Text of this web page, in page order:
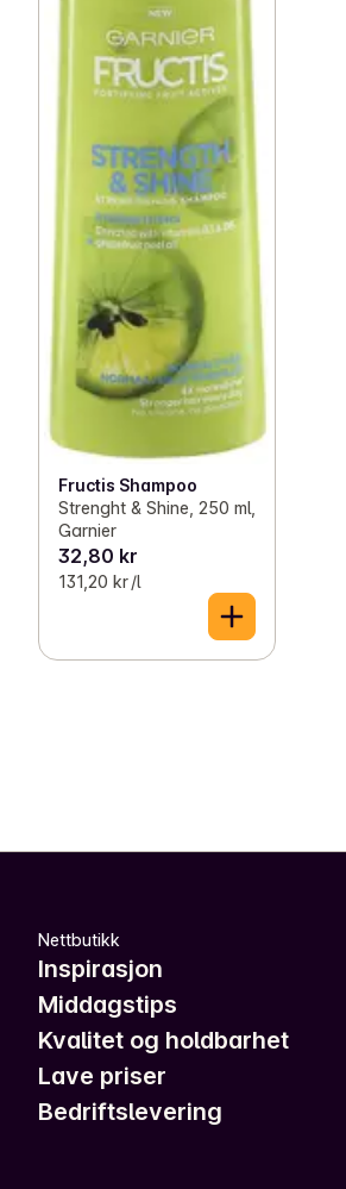
Fructis Shampoo
Strenght & Shine, 250 ml,
Garnier
32,80 kr
131,20 kr /l
Nettbutikk
Inspirasjon
Middagstips
Kvalitet og holdbarhet
Lave priser
Bedriftslevering